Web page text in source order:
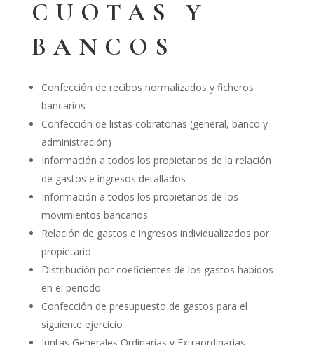
CUOTAS Y
BANCOS
Confección de recibos normalizados y ficheros
bancarios
Confección de listas cobratorias (general, banco y
administración)
Información a todos los propietarios de la relación
de gastos e ingresos detallados
Información a todos los propietarios de los
movimientos bancarios
Relación de gastos e ingresos individualizados por
propietario
Distribución por coeficientes de los gastos habidos
en el periodo
Confección de presupuesto de gastos para el
siguiente ejercicio